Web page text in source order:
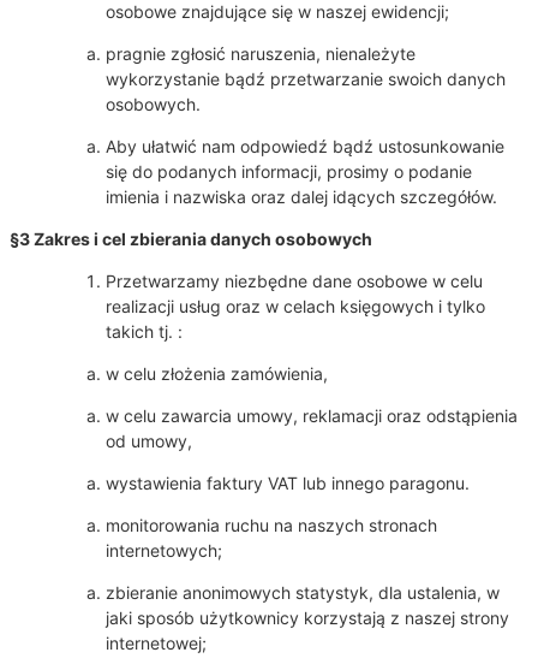
osobowe znajdujące się w naszej ewidencji;
pragnie zgłosić naruszenia, nienależyte
wykorzystanie bądź przetwarzanie swoich danych
osobowych.
Aby ułatwić nam odpowiedź bądź ustosunkowanie
się do podanych informacji, prosimy o podanie
imienia i nazwiska oraz dalej idących szczegółów.
§3 Zakres i cel zbierania danych osobowych
Przetwarzamy niezbędne dane osobowe w celu
realizacji usług oraz w celach księgowych i tylko
takich tj. :
w celu złożenia zamówienia,
w celu zawarcia umowy, reklamacji oraz odstąpienia
od umowy,
wystawienia faktury VAT lub innego paragonu.
monitorowania ruchu na naszych stronach
internetowych;
zbieranie anonimowych statystyk, dla ustalenia, w
jaki sposób użytkownicy korzystają z naszej strony
internetowej;